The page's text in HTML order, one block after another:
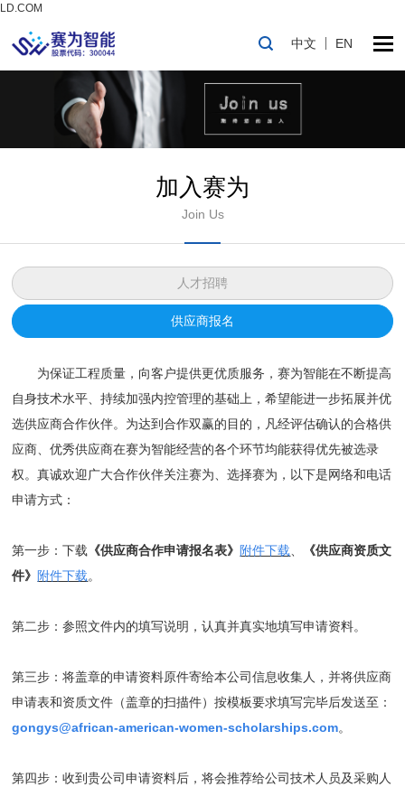
LD.COM
中文 EN
加入赛为
Join Us
人才招聘
供应商报名
为保证工程质量，向客户提供更优质服务，赛为智能在不断提高
自身技术水平、持续加强内控管理的基础上，希望能进一步拓展并优
选供应商合作伙伴。为达到合作双赢的目的，凡经评估确认的合格供
应商、优秀供应商在赛为智能经营的各个环节均能获得优先被选录
权。真诚欢迎广大合作伙伴关注赛为、选择赛为，以下是网络和电话
申请方式：
第一步：下载 《供应商合作申请报名表》 附件下载、
《供应商资质文
件》 附件下载。
第二步：参照文件内的填写说明，认真并真实地填写申请资料。
第三步：将盖章的申请资料原件寄给本公司信息收集人，并将供应商
申请表和资质文件（盖章的扫描件）按模板要求填写完毕后发送至：
gongys@african-american-women-scholarships.com。
第四步：收到贵公司申请资料后，将会推荐给公司技术人员及采购人